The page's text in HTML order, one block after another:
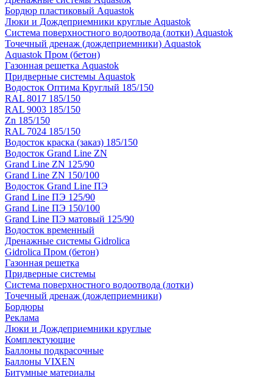
Бордюр пластиковый Aquastok
Люки и Дождеприемники круглые Aquastok
Система поверхностного водоотвода (лотки) Aquastok
Точечный дренаж (дождеприемники) Aquastok
Aquastok Пром (бетон)
Газонная решетка Aquastok
Придверные системы Aquastok
Водосток Оптима Круглый 185/150
RAL 8017 185/150
RAL 9003 185/150
Zn 185/150
RAL 7024 185/150
Водосток краска (заказ) 185/150
Водосток Grand Line ZN
Grand Line ZN 125/90
Grand Line ZN 150/100
Водосток Grand Line ПЭ
Grand Line ПЭ 125/90
Grand Line ПЭ 150/100
Grand Line ПЭ матовый 125/90
Водосток временный
Дренажные системы Gidrolica
Gidrolica Пром (бетон)
Газонная решетка
Придверные системы
Система поверхностного водоотвода (лотки)
Точечный дренаж (дождеприемники)
Бордюры
Рекламa
Люки и Дождеприемники круглые
Комплектующие
Баллоны подкрасочные
Баллоны VIXEN
Битумные материалы